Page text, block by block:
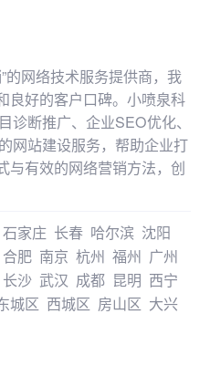
的网络技术服务提供商，我
良好的客户口碑。小喷泉科
断推广、企业SEO优化、
网站建设服务，帮助企业打
与有效的网络营销方法，创
石家庄 长春 哈尔滨 沈阳
合肥 南京 杭州 福州 广州
长沙 武汉 成都 昆明 西宁
城区 西城区 房山区 大兴